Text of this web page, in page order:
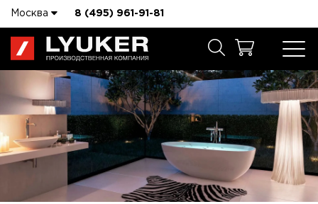
Москва 8 (495) 961-91-81